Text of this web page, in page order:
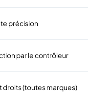
précision
par le contrôleur
droits (toutes marques)